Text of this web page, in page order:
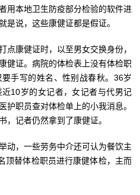
用本地卫生防疫部分检验的软件进
是说，这些康健证都是假证。
康健证时，以至男女交换身份，
健证。病院的体检表上没有体检职
手写的姓名、性别战春秋。36岁
10岁的女记者，女记者与代男记
护职员查对体检单上的小我消息。
，记者仍然拿到了康健证。
，一些劳务中介还可认为餐饮主
顶替体检职员进行康健体检，主而